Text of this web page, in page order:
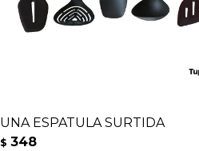
UNA ESPATULA SURTIDA
$ 348